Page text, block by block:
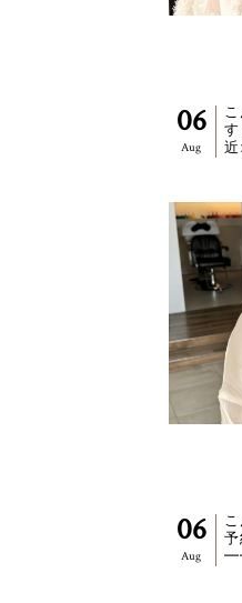
-レイ
【
06
Aug
す
近
大人“
06
Aug